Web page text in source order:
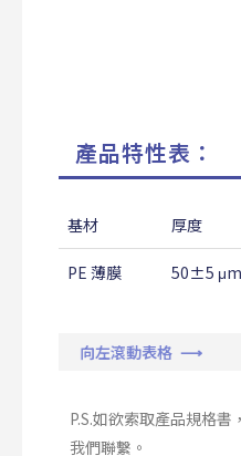
產品特性表：
基材 厚度
PE 薄膜 50±5 μm
向左滾動表格 ⟶
P.S.如欲索取產品規格書
我們聯繫。